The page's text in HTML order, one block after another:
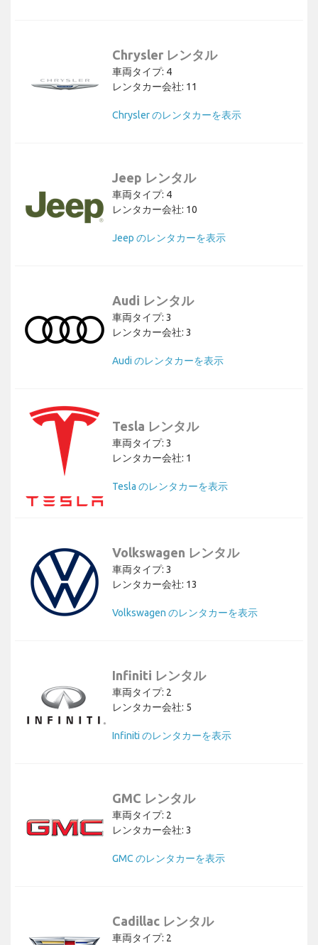
Chrysler レンタル
車両タイプ: 4
レンタカー会社: 11
Chrysler のレンタカーを表示
Jeep レンタル
車両タイプ: 4
レンタカー会社: 10
Jeep のレンタカーを表示
Audi レンタル
車両タイプ: 3
レンタカー会社: 3
Audi のレンタカーを表示
Tesla レンタル
車両タイプ: 3
レンタカー会社: 1
Tesla のレンタカーを表示
Volkswagen レンタル
車両タイプ: 3
レンタカー会社: 13
Volkswagen のレンタカーを表示
Infiniti レンタル
車両タイプ: 2
レンタカー会社: 5
Infiniti のレンタカーを表示
GMC レンタル
車両タイプ: 2
レンタカー会社: 3
GMC のレンタカーを表示
Cadillac レンタル
車両タイプ: 2